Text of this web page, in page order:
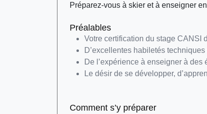
Préparez-vous à skier et à enseigner
Préalables
Votre certification du stage CANSI
D’excellentes habiletés
De l’expérience à enseigner à
Le désir de se développer,
Comment s’y préparer